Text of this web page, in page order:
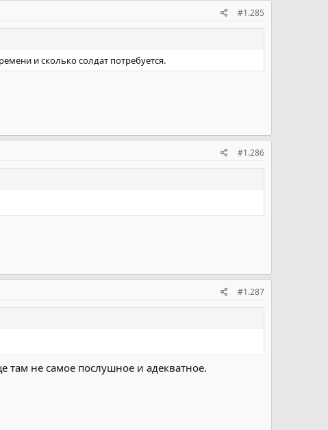
#1.285
и сколько солдат потребуется.
#1.286
#1.287
не самое послушное и адекватное.